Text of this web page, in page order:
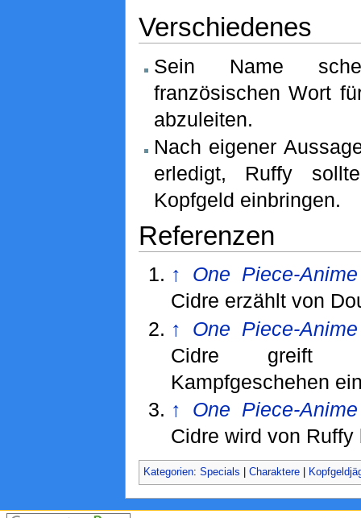
Verschiedenes
Sein Name
französischen Wort
abzuleiten.
Nach eigener
erledigt, Ruffy
Kopfgeld einbringen.
Referenzen
↑ One Piece-Anime
Cidre erzählt von
↑
One Piece-Anime
Cidre greift
Kampfgeschehen
↑
One Piece-Anime
Cidre wird von Ruffy
Kategorien: Specials Charaktere|